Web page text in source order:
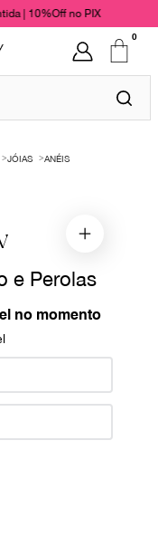
| 10%Off no PIX
0
JÓIAS ANÉIS
e Perolas
no momento